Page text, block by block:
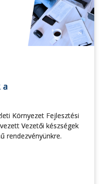
a
Környezet Fejlesztési
Vezetői készségek
rendezvényünkre.